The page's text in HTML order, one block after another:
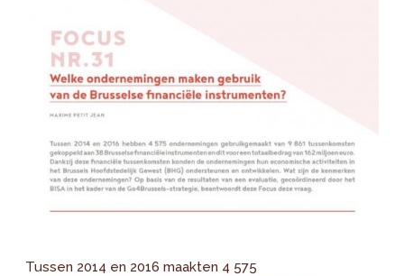
Tussen 2014 en 2016 maakten 4 575